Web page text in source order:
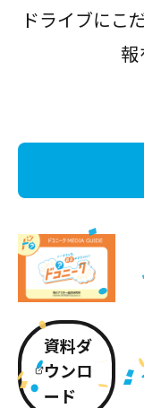
ドライブにこ
報
資料ダ
ウンロ
ード